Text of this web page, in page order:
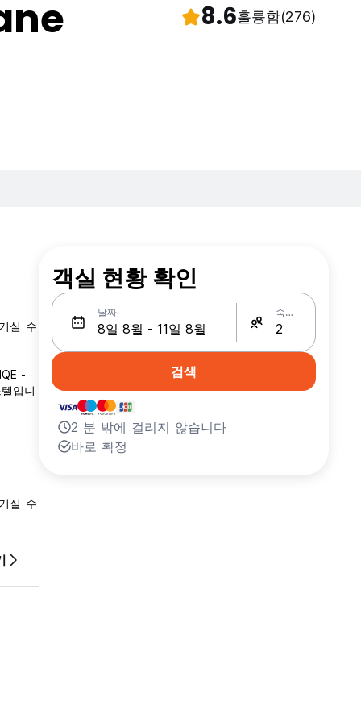
8.6훌륭함(276)
실 수
-
입니
실 수
-
입니
실 수
객실 현황 확인
날짜 숙박인원
검색
2 분 밖에 걸리지 않습니다
바로 확정